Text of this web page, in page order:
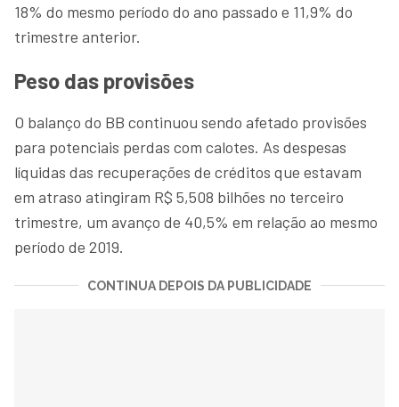
18% do mesmo período do ano passado e 11,9% do
trimestre anterior.
Peso das provisões
O balanço do BB continuou sendo afetado provisões
para potenciais perdas com calotes. As despesas
líquidas das recuperações de créditos que estavam
em atraso atingiram R$ 5,508 bilhões no terceiro
trimestre, um avanço de 40,5% em relação ao mesmo
período de 2019.
CONTINUA DEPOIS DA PUBLICIDADE